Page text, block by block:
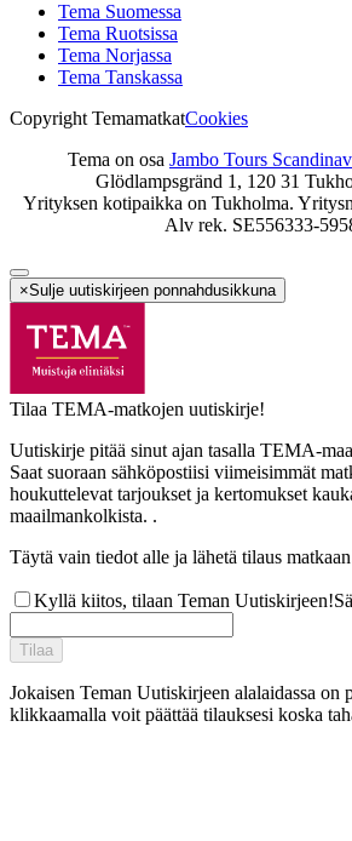
Tema Suomessa
Tema Ruotsissa
Tema Norjassa
Tema Tanskassa
Copyright TemamatkatCookies
Tema on osa Jambo Tours
Glödlampsgränd 1, 120 31
Yrityksen kotipaikka on Tukholma.
Alv rek. SE556333-
×Sulje uutiskirjeen ponnahdusikkuna
Tilaa TEMA-matkojen uutiskirje!
Uutiskirje pitää sinut ajan tasalla TEMA-
Saat suoraan sähköpostiisi viimeisimmät
houkuttelevat tarjoukset ja kertomukset
maailmankolkista. .
Täytä vain tiedot alle ja lähetä tilaus
Kyllä kiitos, tilaan Teman Uutiskirjeen!
Tilaa
Jokaisen Teman Uutiskirjeen alalaidassa on
klikkaamalla voit päättää tilauksesi koska